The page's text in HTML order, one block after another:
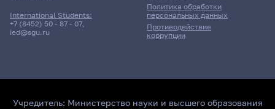
International Students:
+7 (8452) 50 - 87 - 07,
ied@sgu.ru
Политика обработки
персональных данных
Противодействие
коррупции
Учредитель: Министерство науки и высшего образования